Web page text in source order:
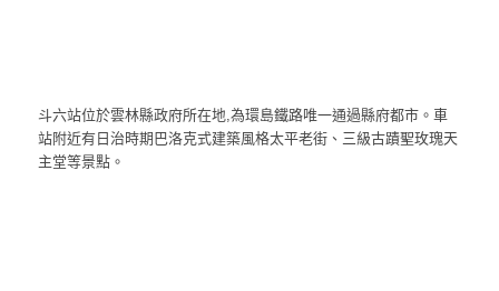
斗六站位於雲林縣政府所在地,為環島鐵路唯一通過縣府都市。車
站附近有日治時期巴洛克式建築風格太平老街、三級古蹟聖玫瑰天
主堂等景點。